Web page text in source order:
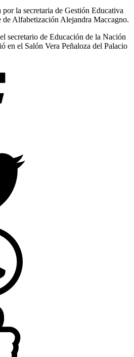
por la secretaria de Gestión Educativa
Alfabetización Alejandra Maccagno.
secretario de Educación de la Nación
en el Salón Vera Peñaloza del Palacio